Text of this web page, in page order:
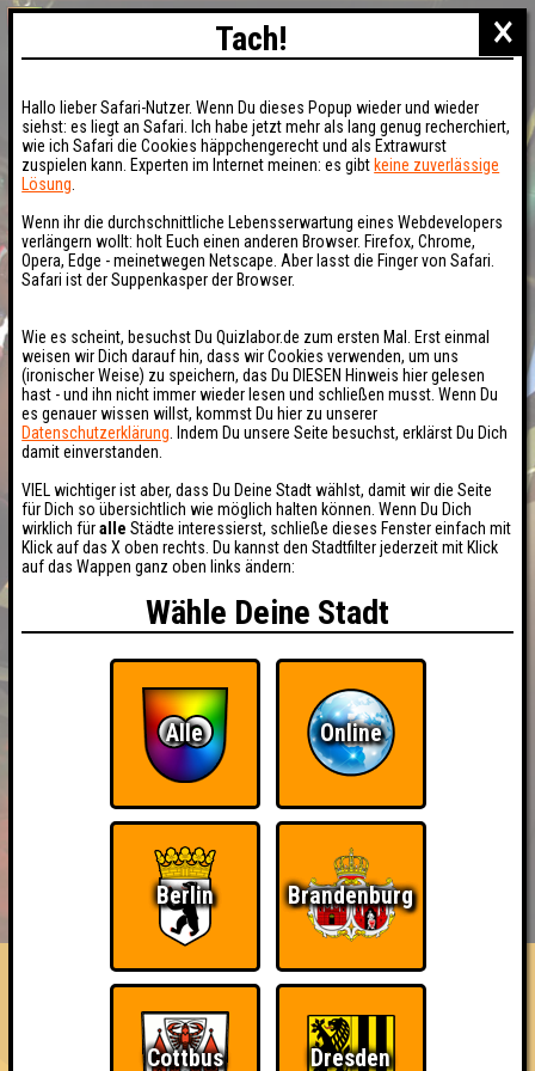
HIGHSCORE RESERVIERUNG
FAQ ÜBER UNS
QUIZLABOR Halle #103
Quiztival · 27.08.2026 · Hollys Big Bar
×
Tach!
Hallo lieber Safari-Nutzer. Wenn Du dieses Popup wieder und wieder
siehst: es liegt an Safari. Ich habe jetzt mehr als lang genug recherchiert,
wie ich Safari die Cookies häppchengerecht und als Extrawurst
zuspielen kann. Experten im Internet meinen: es gibt keine zuverlässige
Lösung
Wenn ihr die durchschnittliche Lebensserwartung eines Webdevelopers
verlängern wollt: holt Euch einen anderen Browser. Firefox, Chrome,
Opera, Edge - meinetwegen Netscape. Aber lasst die Finger von Safari.
Safari ist der Suppenkasper der Browser.
Wie es scheint, besuchst Du Quizlabor.de zum ersten Mal. Erst einmal
weisen wir Dich darauf hin, dass wir Cookies verwenden, um uns
(ironischer Weise) zu speichern, das Du DIESEN Hinweis hier gelesen
hast - und ihn nicht immer wieder lesen und schließen musst. Wenn Du
es genauer wissen willst, kommst Du hier zu unserer
Datenschutzerklärung . Indem Du unsere Seite besuchst, erklärst Du Dich
damit einverstanden.
VIEL wichtiger ist aber, dass Du Deine Stadt wählst, damit wir die Seite
für Dich so übersichtlich wie möglich halten können. Wenn Du Dich
wirklich füralle Städte interessierst, schließe dieses Fenster einfach mit
Klick auf das X oben rechts. Du kannst den Stadtfilter jederzeit mit Klick
auf das Wappen ganz oben links ändern:
Wähle Deine Stadt
Alle Online
Berlin Brandenburg
Cottbus Dresden